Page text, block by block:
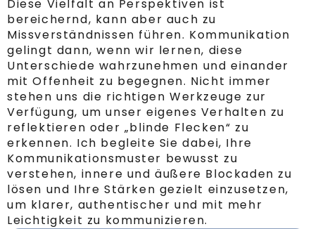
Diese Vielfalt an Perspektiven ist
bereichernd, kann aber auch zu
Missverständnissen führen. Kommunikation
gelingt dann, wenn wir lernen, diese
Unterschiede wahrzunehmen und einander
mit Offenheit zu begegnen. Nicht immer
stehen uns die richtigen Werkzeuge zur
Verfügung, um unser eigenes Verhalten zu
reflektieren oder „blinde Flecken“ zu
erkennen. Ich begleite Sie dabei, Ihre
Kommunikationsmuster bewusst zu
verstehen, innere und äußere Blockaden zu
lösen und Ihre Stärken gezielt einzusetzen,
um klarer, authentischer und mit mehr
Leichtigkeit zu kommunizieren.